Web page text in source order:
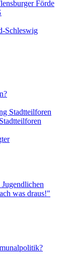
Förde
Schleswig
Stadtteilforen
was draus!"